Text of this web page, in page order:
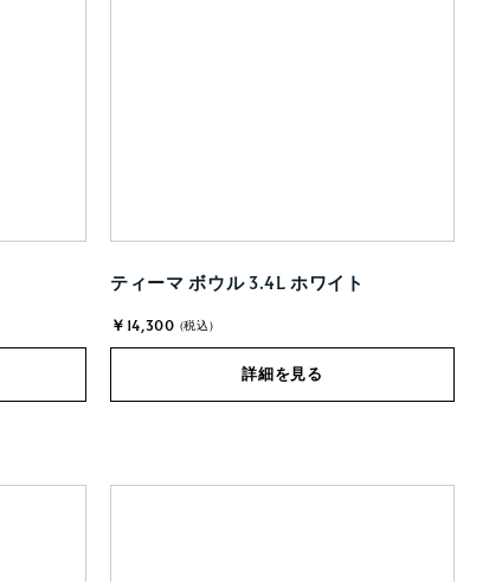
ティーマ ボウル 3.4L ホワイト
￥14,300 (税込)
詳細を見る